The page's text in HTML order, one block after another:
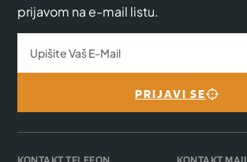
prijavom na e-mail listu.
PRIJAVI SE